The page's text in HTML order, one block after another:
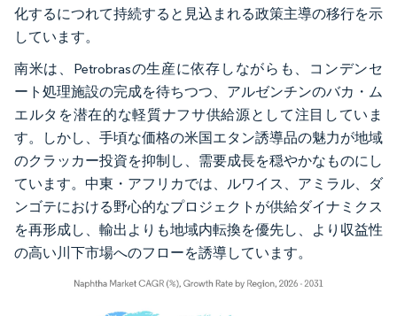
化するにつれて持続すると見込まれる政策主導の移行を示
しています。
南米は、Petrobrasの生産に依存しながらも、コンデンセ
ート処理施設の完成を待ちつつ、アルゼンチンのバカ・ム
エルタを潜在的な軽質ナフサ供給源として注目していま
す。しかし、手頃な価格の米国エタン誘導品の魅力が地域
のクラッカー投資を抑制し、需要成長を穏やかなものにし
ています。中東・アフリカでは、ルワイス、アミラル、ダ
ンゴテにおける野心的なプロジェクトが供給ダイナミクス
を再形成し、輸出よりも地域内転換を優先し、より収益性
の高い川下市場へのフローを誘導しています。